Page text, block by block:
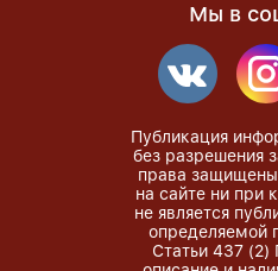
Мы в
Публикация
без разрешения
права
на сайте ни при
не является
определяемой
Статьи 437